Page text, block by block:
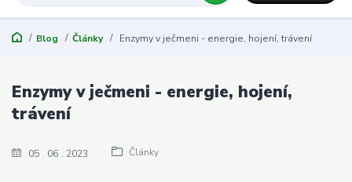
Blog Články Enzymy v ječmeni - energie, hojení, trávení
05 06 2023 Články
Enzymy v ječmeni - energie, hojení,
trávení